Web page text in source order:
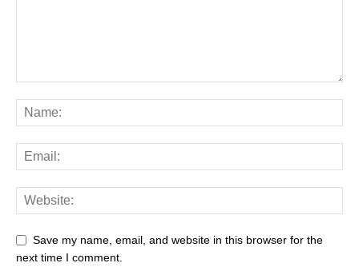
Save my name, email, and website in this browser for the
next time I comment.